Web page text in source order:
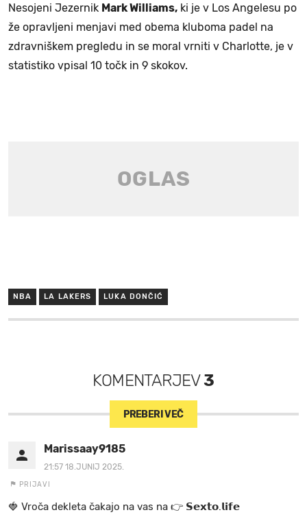
Nesojeni Jezernik Mark Williams, ki je v Los Angelesu po
že opravljeni menjavi med obema kluboma padel na
zdravniškem pregledu in se moral vrniti v Charlotte, je v
statistiko vpisal 10 točk in 9 skokov.
NBA LA LAKERS LUKA DONČIĆ
KOMENTARJEV3
PREBERI VEČ
Marissaay9185
21:57 18.JUNIJ 2025.
PRIJAVI
🍓 V r o č a d e k l e t a ča k a jo na va s n a 👉 𝗦𝗲𝘅𝘁𝗼.𝗹𝗶𝗳𝗲